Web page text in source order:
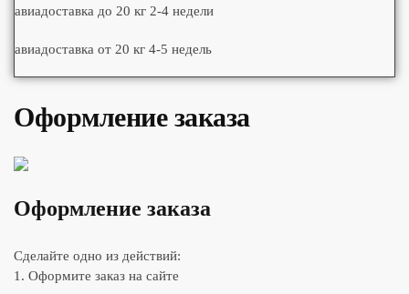
авиадоставка до 20 кг 2-4 недели
авиадоставка от 20 кг 4-5 недель
Оформление заказа
Оформление заказа
Сделайте одно из действий:
1. Оформите заказ на сайте